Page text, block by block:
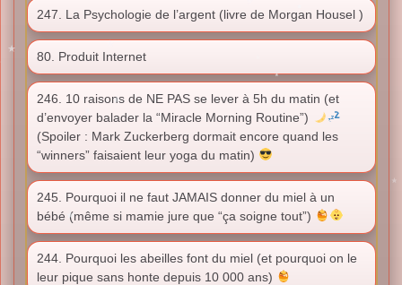
247. La Psychologie de l’argent (livre de Morgan Housel )
80. Produit Internet
246. 10 raisons de NE PAS se lever à 5h du matin (et
d’envoyer balader la “Miracle Morning Routine”)
(Spoiler : Mark Zuckerberg dormait encore quand les
“winners” faisaient leur yoga du matin)
245. Pourquoi il ne faut JAMAIS donner du miel à un
bébé (même si mamie jure que “ça soigne tout”)
244. Pourquoi les abeilles font du miel (et pourquoi on le
leur pique sans honte depuis 10 000 ans)